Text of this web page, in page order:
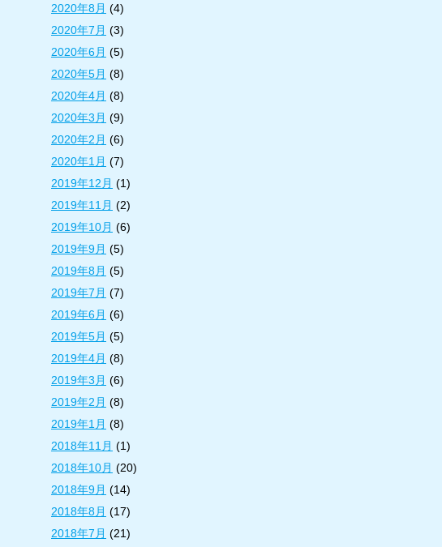
2020年8月 (4)
2020年7月 (3)
2020年6月 (5)
2020年5月 (8)
2020年4月 (8)
2020年3月 (9)
2020年2月 (6)
2020年1月 (7)
2019年12月 (1)
2019年11月 (2)
2019年10月 (6)
2019年9月 (5)
2019年8月 (5)
2019年7月 (7)
2019年6月 (6)
2019年5月 (5)
2019年4月 (8)
2019年3月 (6)
2019年2月 (8)
2019年1月 (8)
2018年11月 (1)
2018年10月 (20)
2018年9月 (14)
2018年8月 (17)
2018年7月 (21)